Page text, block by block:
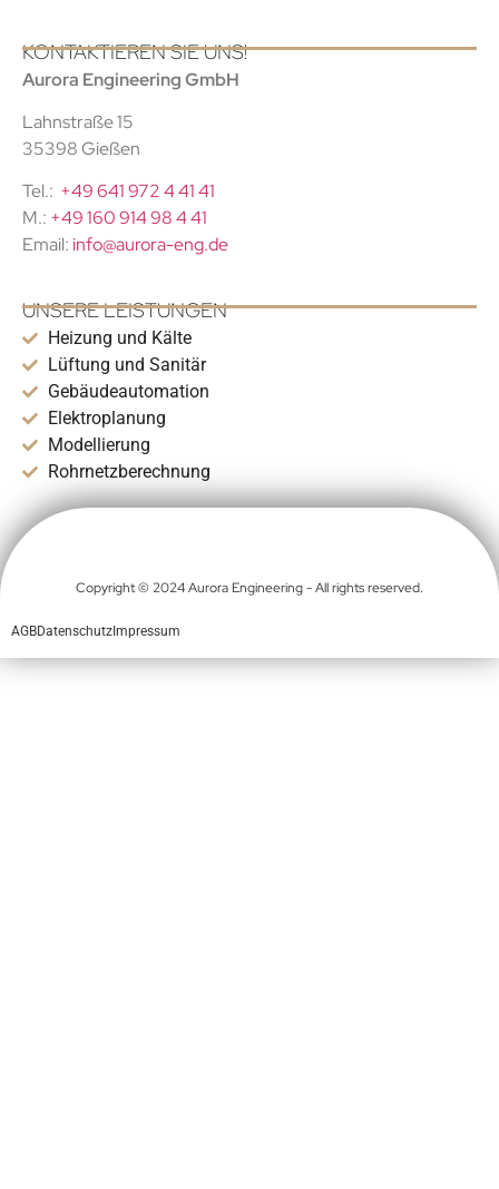
KONTAKTIEREN SIE UNS!
Aurora Engineering GmbH
Lahnstraße 15
35398 Gießen
Tel.: +49 641 972 4 41 41
M.: +49 160 914 98 4 41
Email: info@aurora-eng.de
UNSERE LEISTUNGEN
Heizung und Kälte
Lüftung und Sanitär
Gebäudeautomation
Elektroplanung
Modellierung
Rohrnetzberechnung
Copyright © 2024 Aurora Engineering - All rights reserved.
AGBDatenschutz Impressum